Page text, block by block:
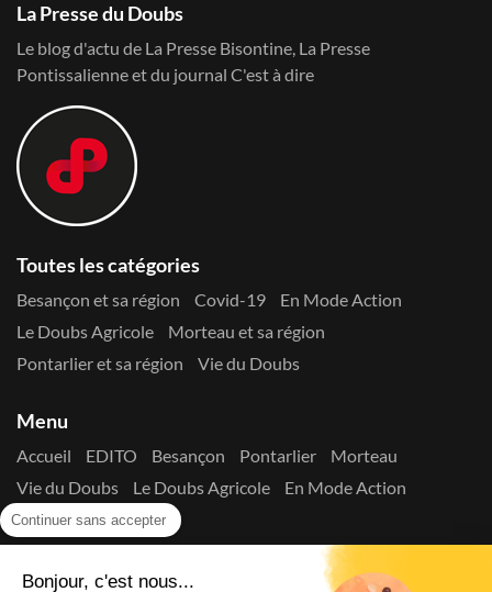
Continuer sans accepter
Bonjour, c'est nous...
La Presse du Doubs
Le blog d'actu de La Presse Bisontine, La Presse
Pontissalienne et du journal C'est à dire
Toutes les catégories
Besançon et sa région Covid-19
En Mode Action
Le Doubs Agricole
Morteau et sa région
Pontarlier et sa région
Vie du Doubs
Menu
Accueil EDITO Besançon Pontarlier
Morteau
Vie du Doubs
Le Doubs Agricole
En Mode Action
Contactez-nous !
Suivez-nous sur les réseaux